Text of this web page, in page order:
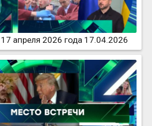
апреля 2026 года 17.04.2026